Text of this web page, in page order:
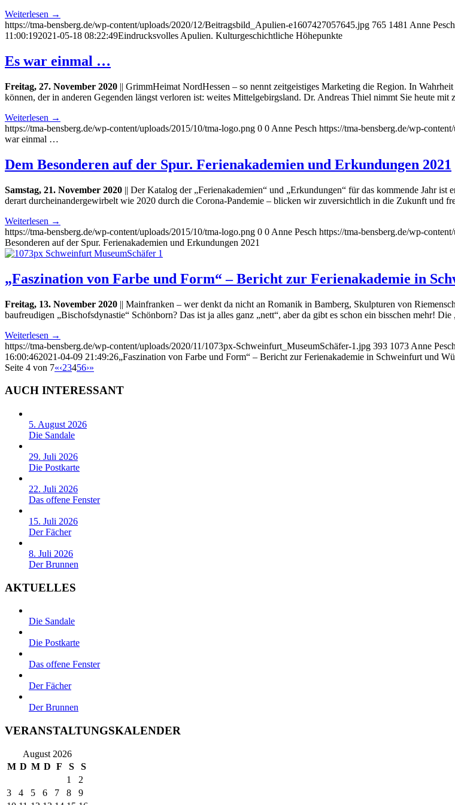
Weiterlesen →
https://tma-bensberg.de/wp-content/uploads/2020/12/Beitragsbild_Apulien-e1607427057645.jpg 765 1481 Anne Pesch
11:00:192021-05-18 08:22:49Eindrucksvolles Apulien. Kulturgeschichtliche Höhepunkte
Es war einmal …
Freitag, 27. November 2020 || GrimmHeimat NordHessen – so nennt zeitgeistiges Marketing die Region. In
können, der in anderen Gegenden längst verloren ist: weites Mittelgebirgsland. Dr. Andreas Thiel nimmt Sie heute mit
Weiterlesen →
https://tma-bensberg.de/wp-content/uploads/2015/10/tma-logo.png 0 0 Anne Pesch https://tma-bensberg.de/wp-
war einmal …
Dem Besonderen auf der Spur. Ferienakademien und Erkundungen 2021
Samstag, 21. November 2020 || Der Katalog der „Ferienakademien“ und „Erkundungen“ für das kommende Jahr ist
derart durcheinandergewirbelt wie 2020 durch die Corona-Pandemie – blicken wir zuversichtlich in die Zukunft und
Weiterlesen →
https://tma-bensberg.de/wp-content/uploads/2015/10/tma-logo.png 0 0 Anne Pesch https://tma-bensberg.de/wp-
Besonderen auf der Spur. Ferienakademien und Erkundungen 2021
„Faszination von Farbe und Form“ – Bericht zur Ferienakademie in
Freitag, 13. November 2020 || Mainfranken – wer denkt da nicht an Romanik in Bamberg, Skulpturen von
baufreudigen „Bischofsdynastie“ Schönborn? Das ist ja alles ganz „nett“, aber da gibt es schon ein bisschen mehr!
Weiterlesen →
https://tma-bensberg.de/wp-content/uploads/2020/11/1073px-Schweinfurt_MuseumSchäfer-1.jpg 393 1073 Anne Pesch
16:00:462021-04-09 21:49:26„Faszination von Farbe und Form“ – Bericht zur Ferienakademie in Schweinfurt und
Seite 4 von 7«‹23456›»
AUCH INTERESSANT
5. August 2026
Die Sandale
29. Juli 2026
Die Postkarte
22. Juli 2026
Das offene Fenster
15. Juli 2026
Der Fächer
8. Juli 2026
Der Brunnen
AKTUELLES
Die Sandale
Die Postkarte
Das offene Fenster
Der Fächer
Der Brunnen
VERANSTALTUNGSKALENDER
August 2026
M D M D F S
S
1
2
3
4 5 6 7 8
9